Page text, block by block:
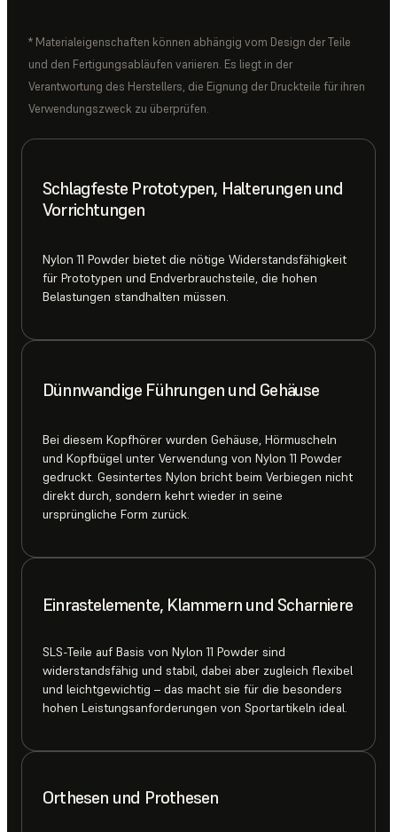
* Materialeigenschaften können abhängig vom Design der Teile
und den Fertigungsabläufen variieren. Es liegt in der
Verantwortung des Herstellers, die Eignung der Druckteile für ihren
Verwendungszweck zu überprüfen.
Schlagfeste Prototypen, Halterungen und
Vorrichtungen
Nylon 11 Powder bietet die nötige Widerstandsfähigkeit
für Prototypen und Endverbrauchsteile, die hohen
Belastungen standhalten müssen.
Dünnwandige Führungen und Gehäuse
Bei diesem Kopfhörer wurden Gehäuse, Hörmuscheln
und Kopfbügel unter Verwendung von Nylon 11 Powder
gedruckt. Gesintertes Nylon bricht beim Verbiegen nicht
direkt durch, sondern kehrt wieder in seine
ursprüngliche Form zurück.
Einrastelemente, Klammern und Scharniere
SLS-Teile auf Basis von Nylon 11 Powder sind
widerstandsfähig und stabil, dabei aber zugleich flexibel
und leichtgewichtig – das macht sie für die besonders
hohen Leistungsanforderungen von Sportartikeln ideal.
Orthesen und Prothesen